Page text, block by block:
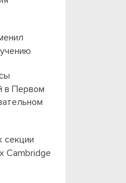
в Первом
секции
Cambridge